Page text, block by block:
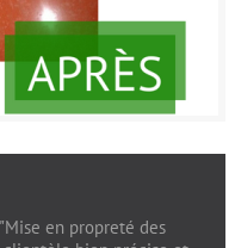
en propreté des